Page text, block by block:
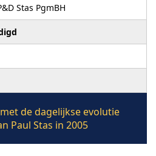
Stas PgmBH
de dagelijkse evolutie
Paul Stas in 2005